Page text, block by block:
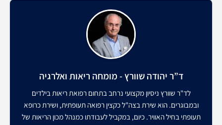
ד”ר יהודה שוורץ - מומחה ריאות ואלרגיה
לד"ר שוורץ ניסיון מקצועי נרחב בתחום רפואת ריאות בילדים
ובמבוגרים. הוא שירת בצה"ל כקצין רפואה תעופתית, ושירת כרופא
תעופתי בחיל האוויר. כיום, במקביל לעבודתו כמנהל מכון הריאות של